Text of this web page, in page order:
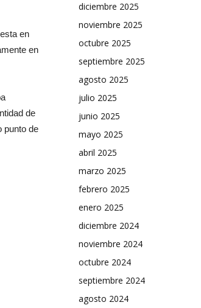
en
en
de
punto de
diciembre 2025
noviembre 2025
octubre 2025
septiembre 2025
agosto 2025
julio 2025
junio 2025
mayo 2025
abril 2025
marzo 2025
febrero 2025
enero 2025
diciembre 2024
noviembre 2024
octubre 2024
septiembre 2024
agosto 2024